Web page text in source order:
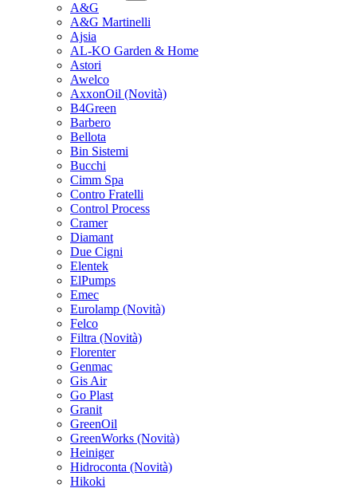
A&G
A&G Martinelli
Ajsia
AL-KO Garden & Home
Astori
Awelco
AxxonOil (Novità)
B4Green
Barbero
Bellota
Bin Sistemi
Bucchi
Cimm Spa
Contro Fratelli
Control Process
Cramer
Diamant
Due Cigni
Elentek
ElPumps
Emec
Eurolamp (Novità)
Felco
Filtra (Novità)
Florenter
Genmac
Gis Air
Go Plast
Granit
GreenOil
GreenWorks (Novità)
Heiniger
Hidroconta (Novità)
Hikoki